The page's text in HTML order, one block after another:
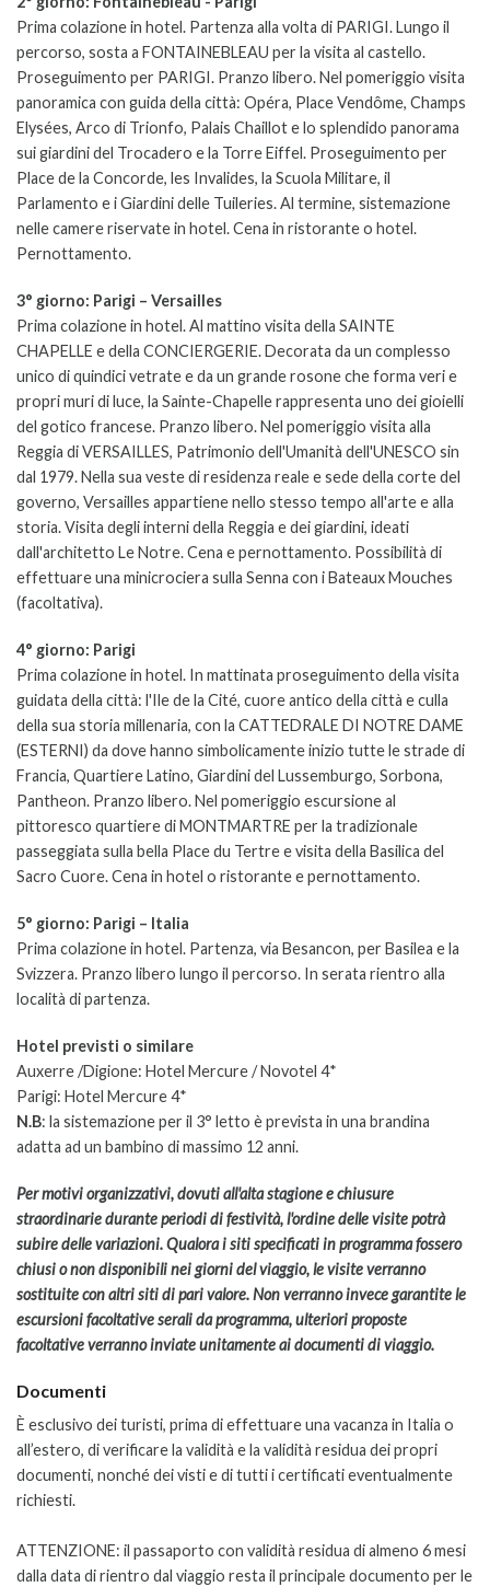
Prima colazione in hotel. Partenza alla volta di PARIGI. Lungo il
percorso, sosta a FONTAINEBLEAU per la visita al castello.
Proseguimento per PARIGI. Pranzo libero. Nel pomeriggio visita
panoramica con guida della città: Opéra, Place Vendôme, Champs
Elysées, Arco di Trionfo, Palais Chaillot e lo splendido panorama
sui giardini del Trocadero e la Torre Eiffel. Proseguimento per
Place de la Concorde, les Invalides, la Scuola Militare, il
Parlamento e i Giardini delle Tuileries. Al termine, sistemazione
nelle camere riservate in hotel. Cena in ristorante o hotel.
Pernottamento.
3° giorno: Parigi – Versailles
Prima colazione in hotel. Al mattino visita della SAINTE
CHAPELLE e della CONCIERGERIE. Decorata da un complesso
unico di quindici vetrate e da un grande rosone che forma veri e
propri muri di luce, la Sainte-Chapelle rappresenta uno dei gioielli
del gotico francese. Pranzo libero. Nel pomeriggio visita alla
Reggia di VERSAILLES, Patrimonio dell'Umanità dell'UNESCO sin
dal 1979. Nella sua veste di residenza reale e sede della corte del
governo, Versailles appartiene nello stesso tempo all'arte e alla
storia. Visita degli interni della Reggia e dei giardini, ideati
dall'architetto Le Notre. Cena e pernottamento. Possibilità di
effettuare una minicrociera sulla Senna con i Bateaux Mouches
(facoltativa).
4° giorno: Parigi
Prima colazione in hotel. In mattinata proseguimento della visita
guidata della città: l'Ile de la Cité, cuore antico della città e culla
della sua storia millenaria, con la CATTEDRALE DI NOTRE DAME
(ESTERNI) da dove hanno simbolicamente inizio tutte le strade di
Francia, Quartiere Latino, Giardini del Lussemburgo, Sorbona,
Pantheon. Pranzo libero. Nel pomeriggio escursione al
pittoresco quartiere di MONTMARTRE per la tradizionale
passeggiata sulla bella Place du Tertre e visita della Basilica del
Sacro Cuore. Cena in hotel o ristorante e pernottamento.
5° giorno: Parigi – Italia
Prima colazione in hotel. Partenza, via Besancon, per Basilea e la
Svizzera. Pranzo libero lungo il percorso. In serata rientro alla
località di partenza.
Hotel previsti o similare
Auxerre /Digione: Hotel Mercure / Novotel 4*
Parigi: Hotel Mercure 4*
N.B: la sistemazione per il 3° letto è prevista in una brandina
adatta ad un bambino di massimo 12 anni.
Per motivi organizzativi, dovuti all'alta stagione e chiusure
straordinarie durante periodi di festività, l'ordine delle visite potrà
subire delle variazioni. Qualora i siti specificati in programma fossero
chiusi o non disponibili nei giorni del viaggio, le visite verranno
sostituite con altri siti di pari valore. Non verranno invece garantite le
escursioni facoltative serali da programma, ulteriori proposte
facoltative verranno inviate unitamente ai documenti di viaggio.
Documenti
È esclusivo dei turisti, prima di effettuare una vacanza in Italia o
all’estero, di verificare la validità e la validità residua dei propri
documenti, nonché dei visti e di tutti i certificati eventualmente
richiesti.
ATTENZIONE: il passaporto con validità residua di almeno 6 mesi
dalla data di rientro dal viaggio resta il principale documento per le